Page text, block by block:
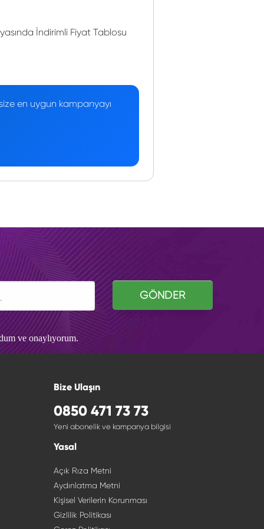
İndirimli Fiyat Tablosu
en uygun kampanyayı
GÖNDER
ve onaylıyorum.
Bize Ulaşın
0850 471 73 73
Yeni abonelik ve kampanya bilgisi
Yasal
Açık Rıza Metni
Aydınlatma Metni
Kişisel Verilerin Korunması
Gizlilik Politikası